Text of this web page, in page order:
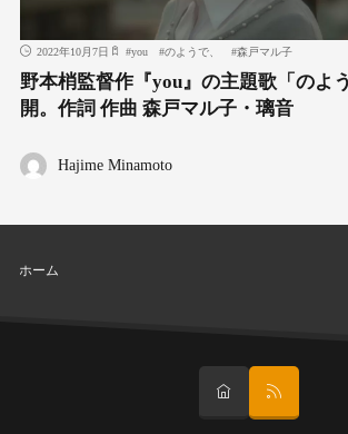
2022年10月7日 #you #のようで、 #森戸マル子
野本梢監督作『you』の主題歌「のよ
開。作詞 作曲 森戸マル子・璃音
Hajime Minamoto
ホーム